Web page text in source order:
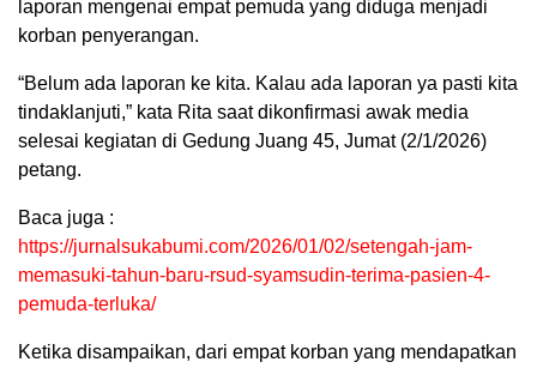
laporan mengenai empat pemuda yang diduga menjadi
korban penyerangan.
“Belum ada laporan ke kita. Kalau ada laporan ya pasti kita
tindaklanjuti,” kata Rita saat dikonfirmasi awak media
selesai kegiatan di Gedung Juang 45, Jumat (2/1/2026)
petang.
Baca juga :
https://jurnalsukabumi.com/2026/01/02/setengah-jam-
memasuki-tahun-baru-rsud-syamsudin-terima-pasien-4-
pemuda-terluka/
Ketika disampaikan, dari empat korban yang mendapatkan